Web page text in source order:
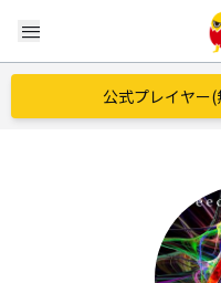
menu
公式プレイヤー